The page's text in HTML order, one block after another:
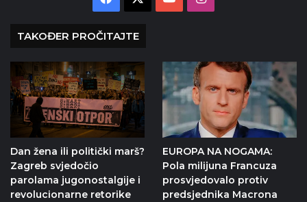
TAKOĐER PROČITAJTE
Dan žena ili politički marš?
Zagreb svjedočio
parolama jugonostalgije i
revolucionarne retorike
EUROPA NA NOGAMA:
Pola milijuna Francuza
prosvjedovalo protiv
predsjednika Macrona